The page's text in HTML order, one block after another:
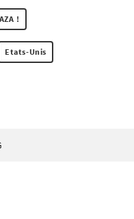
!
Etats-Unis